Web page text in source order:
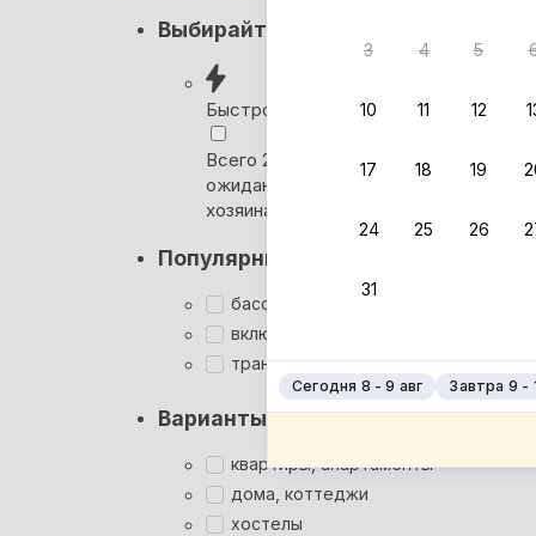
3 4 5
10 11 12
17 18 19
24 25 26
31
Сегодня 8 - 9 авг Завтра 9 -
Выбирайте лучшее
Быстрое бронирование
Всего 2 минуты, без
ожидания ответа от
хозяина
Популярные фильтры
бассейн
включён завтрак
трансфер
Варианты размещения
квартиры, апартаменты
дома, коттеджи
хостелы
Вернём
Кэшбэк